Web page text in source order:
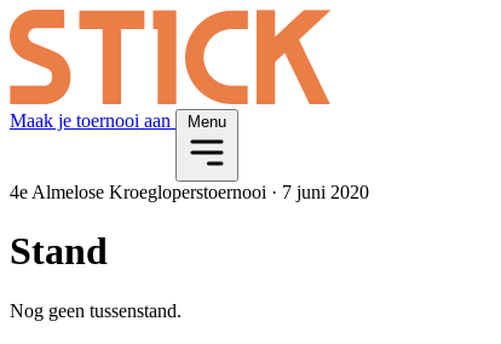
Maak je toernooi aan Menu
4e Almelose Kroegloperstoernooi · 7 juni 2020
Stand
Nog geen tussenstand.